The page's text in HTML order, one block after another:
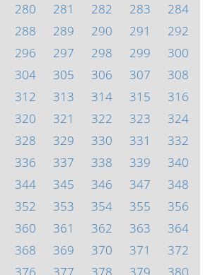
280 281 282 283
284
288 289 290 291
292
296 297 298 299
300
304 305 306 307
308
312 313 314 315
316
320 321 322 323
324
328 329 330 331
332
336 337 338 339
340
344 345 346 347
348
352 353 354 355
356
360 361 362 363
364
368 369 370 371
372